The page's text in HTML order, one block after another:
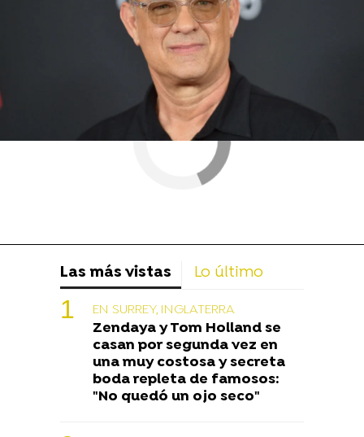
Las más vistas Lo último
EN SURREY, INGLATERRA
Zendaya y Tom Holland se
casan por segunda vez en
una muy costosa y secreta
boda repleta de famosos:
"No quedó un ojo seco"